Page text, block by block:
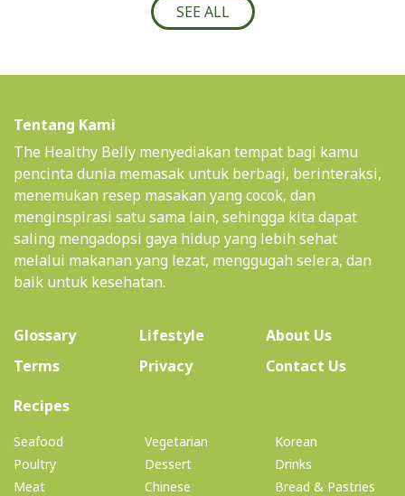
SEE ALL
Tentang Kami
The Healthy Belly menyediakan tempat bagi kamu
pencinta dunia memasak untuk berbagi, berinteraksi,
menemukan resep masakan yang cocok, dan
menginspirasi satu sama lain, sehingga kita dapat
saling mengadopsi gaya hidup yang lebih sehat
melalui makanan yang lezat, menggugah selera, dan
baik untuk kesehatan.
Glossary Lifestyle About Us(current)
Terms
Privacy
Contact Us
Recipes(current)
Seafood
Poultry
Meat
Vegetarian
Dessert
Chinese
Korean
Drinks
Bread & Pastries